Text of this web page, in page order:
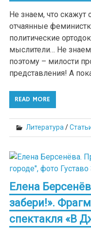
Не знаем, что
отчаянные
политические
мыслители… Не
поэтому – милости
представления! А
READ MORE
Литература /
Елена
забери!».
спектакля «В